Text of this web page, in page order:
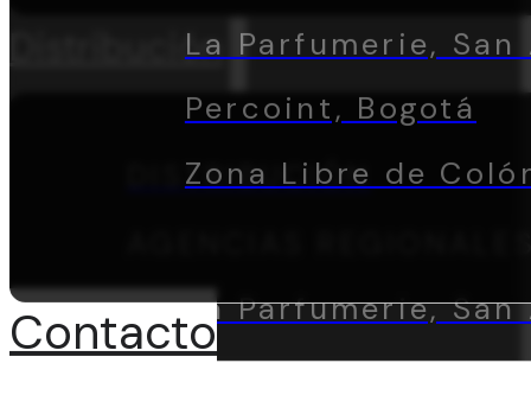
Distribución
DISTRIBUCIÓN
La Parfumerie,
Percoint, Bogotá
La Parfumerie,
Percoint, Bogotá
Zona Libre de
Contacto